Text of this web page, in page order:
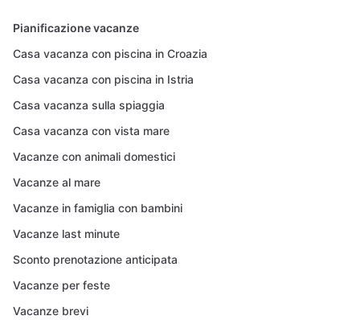
Pianificazione vacanze
Casa vacanza con piscina in Croazia
Casa vacanza con piscina in Istria
Casa vacanza sulla spiaggia
Casa vacanza con vista mare
Vacanze con animali domestici
Vacanze al mare
Vacanze in famiglia con bambini
Vacanze last minute
Sconto prenotazione anticipata
Vacanze per feste
Vacanze brevi